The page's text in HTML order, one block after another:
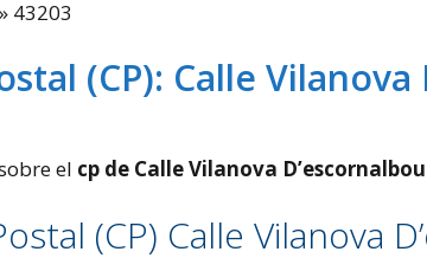
» 43203
(CP): Calle Vilanova
el cp de Calle Vilanova
(CP) Calle Vilanova